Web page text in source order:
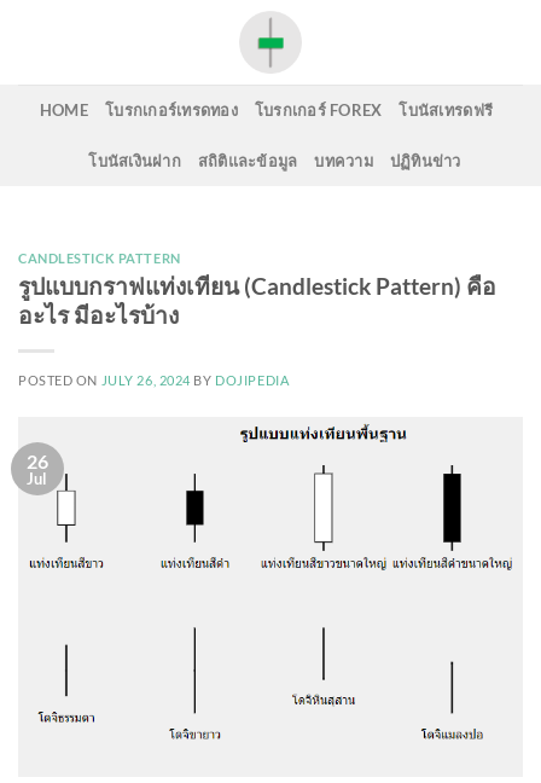
HOME โบรกเกอร์เทรดทอง โบรกเกอร์ FOREX โบนัสเทรดฟรี
โบนัสเงินฝาก สถิติและข้อมูล บทความ ปฏิทินข่าว
CANDLESTICK PATTERN
รูปแบบกราฟแท่งเทียน (Candlestick Pattern) คือ
อะไร มีอะไรบ้าง
POSTED ON JULY 26, 2024 BY DOJIPEDIA
26
Jul